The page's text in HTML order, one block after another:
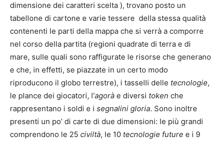
dimensione dei caratteri scelta ), trovano posto un
tabellone di cartone e varie tessere della stessa qualità
contenenti le parti della mappa che si verrà a comporre
nel corso della partita (regioni quadrate di terra e di
mare, sulle quali sono raffigurate le risorse che generano
e che, in effetti, se piazzate in un certo modo
riproducono il globo terrestre), i tasselli delle tecnologie,
le plance dei giocatori, l’agorà e diversi token che
rappresentano i soldi e i segnalini gloria. Sono inoltre
presenti un po’ di carte di due dimensioni: le più grandi
comprendono le 25 civiltà, le 10 tecnologie future e i 9